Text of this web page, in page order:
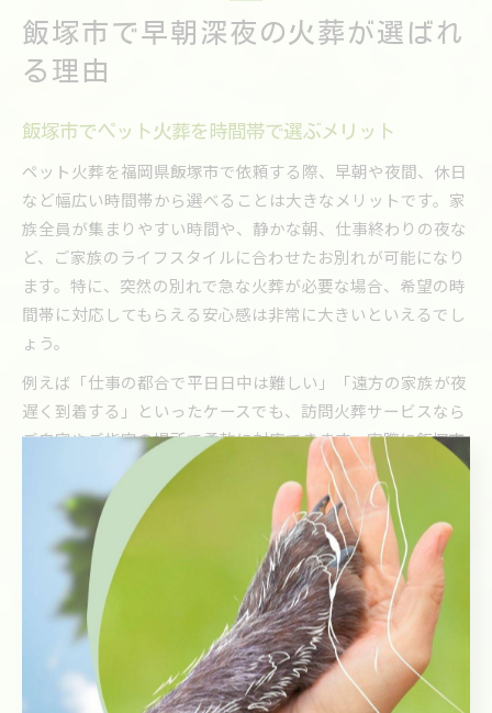
飯塚市で早朝深夜の火葬が選ばれ
る理由
飯塚市でペット火葬を時間帯で選ぶメリット
ペット火葬を福岡県飯塚市で依頼する際、早朝や夜間、休日
など幅広い時間帯から選べることは大きなメリットです。家
族全員が集まりやすい時間や、静かな朝、仕事終わりの夜な
ど、ご家族のライフスタイルに合わせたお別れが可能になり
ます。特に、突然の別れで急な火葬が必要な場合、希望の時
間帯に対応してもらえる安心感は非常に大きいといえるでし
ょう。
例えば「仕事の都合で平日日中は難しい」「遠方の家族が夜
遅く到着する」といったケースでも、訪問火葬サービスなら
ご自宅やご指定の場所で柔軟に対応できます。実際に飯塚市
でも、時間帯の自由度が高いことで多くのご家族に選ばれて
います。こうしたサービスがあることで、ペットとの最期の
時間を大切に過ごせるのが大きな特徴です。
早朝・夜間のペット火葬が人気の背景とは
ペット火葬の中でも、早朝や夜間に依頼できるサービスが注
目される背景には、ご家族の生活リズムや急な出来事への対
応力が挙げられます。ペットは人間と同じように、いつ旅立